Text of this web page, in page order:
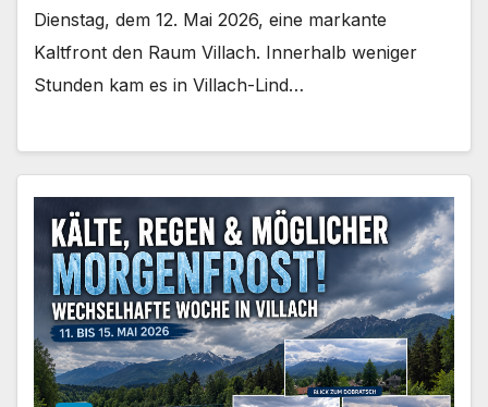
Dienstag, dem 12. Mai 2026, eine markante
Kaltfront den Raum Villach. Innerhalb weniger
Stunden kam es in Villach-Lind…